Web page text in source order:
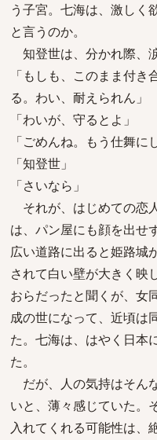
う子宮。七海は、激しく
と言うのか。
知登世は、分かれ際、
「もしも、このまま付
る。わい、耐えられん」
「わいが、守るとよ」
「ごめんね。もう仕舞に
「知登世」
「さいなら」
それが、はじめての恋
は、パン屋にも顔を出せ
広い道路に出ると姫路城
されて白い壁が大きく映
おらだったと聞くが、女
成の世になって、近頃は
た。七海は、はやく日本
た。
だが、人の気持はそん
いと、薄々感じていた。
入れてくれる可能性は、